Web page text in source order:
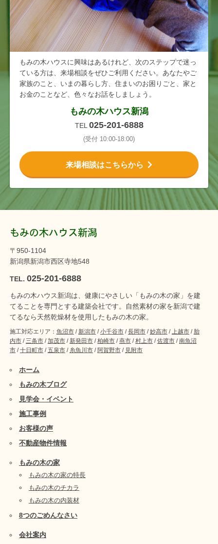
もみの木ハウスに興味はあるけれど、次のステップで迷っ
ている方は、来場相談をぜひご利用ください。あなたやご
家族のこと、いまの暮らし方、住まいのお困りごと、家と
お金のことなど、色々なお話をしましょう。
もみの木ハウス新潟
TEL025-201-6888
(受付 10:00-18:00)
来場相談はこちらから
もみの木ハウス新潟
〒950-1104
新潟県新潟市西区寺地548
TEL. 025-201-6888
もみの木ハウス新潟は、健康にやさしい「もみの木の家」を建
てることを専門とする建築会社です。自然素材の家を新潟で建
てるなら天然乾燥材を使用したもみの木の家。
施工対応エリア： 魚沼市 / 新潟市 /小千谷市 /長岡市 /妙高市 /上越市 / 胎
内市 /三条市 /加茂市 / 新発田市 /柏崎市 /燕市 /村上市 /佐渡市 /南魚沼
市 /十日町市 /五泉市 / 糸魚川市 / 阿賀野市 / 見附市
ホーム
もみの木ブログ
見学会・イベント
施工事例
お客様の声
不動産物件情報
もみの木の家
もみの木の家の特長
もみの木のチカラ
もみの木の内装材
8つのごめんなさい
会社案内